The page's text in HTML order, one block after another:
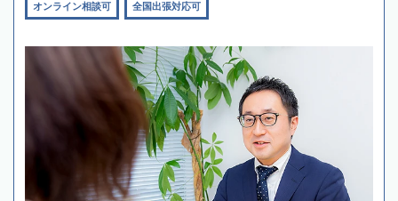
オンライン相談可 全国出張対応可